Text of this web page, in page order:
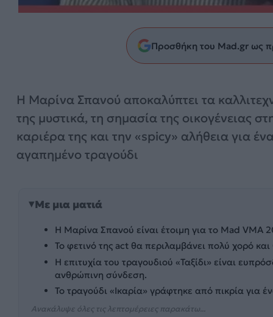
Προσθήκη του Mad.gr ως
Η Μαρίνα Σπανού αποκαλύπτει τα
της μυστικά, τη σημασία της οικογένειας
καριέρα της και την «spicy» αλήθεια για
αγαπημένο τραγούδι
Με μια ματιά
Η Μαρίνα Σπανού είναι έτοιμη για το Mad VMA
Το φετινό της act θα περιλαμβάνει πολύ χορό
Η επιτυχία του τραγουδιού «Ταξίδι» είναι
ανθρώπινη σύνδεση.
Το τραγούδι «Ικαρία» γράφτηκε από πικρία για
Ανακάλυψε όλες τις λεπτομέρειες παρακάτω...